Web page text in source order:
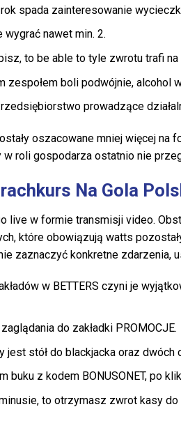
spada zainteresowanie
nawet min. 2.
to be able to tyle zwrotu trafi
zespołem boli podwójnie, alcohol
prowadzące
oszacowane mniej więcej
roli gospodarza ostatnio nie
Na Gola
live w formie transmisji video.
które obowiązują watts
zaznaczyć konkretne zdarzenia,
w BETTERS czyni je
do zakładki PROMOCJE.
stół do blackjacka oraz dwóch
buku z kodem BONUSONET, po
to otrzymasz zwrot kasy do